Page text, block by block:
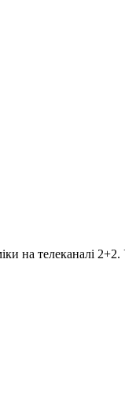
телеканалі 2+2.